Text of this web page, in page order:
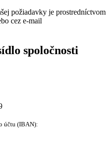
požiadavky je prostredníctvom
cez e-mail
spoločnosti
účtu (IBAN):